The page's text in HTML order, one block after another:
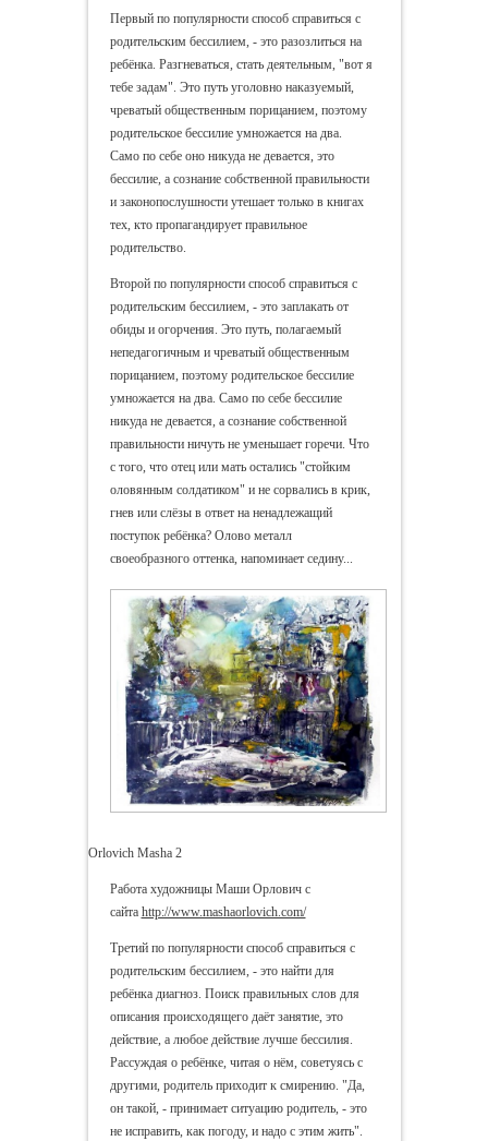
Первый по популярности способ справиться с
родительским бессилием, - это разозлиться на
ребёнка. Разгневаться, стать деятельным, "вот я
тебе задам". Это путь уголовно наказуемый,
чреватый общественным порицанием, поэтому
родительское бессилие умножается на два.
Само по себе оно никуда не девается, это
бессилие, а сознание собственной правильности
и законопослушности утешает только в книгах
тех, кто пропагандирует правильное
родительство.
Второй по популярности способ справиться с
родительским бессилием, - это заплакать от
обиды и огорчения. Это путь, полагаемый
непедагогичным и чреватый общественным
порицанием, поэтому родительское бессилие
умножается на два. Само по себе бессилие
никуда не девается, а сознание собственной
правильности ничуть не уменьшает горечи. Что
с того, что отец или мать остались "стойким
оловянным солдатиком" и не сорвались в крик,
гнев или слёзы в ответ на ненадлежащий
поступок ребёнка? Олово металл
своеобразного оттенка, напоминает седину...
Orlovich Masha 2
Работа художницы Маши Орлович с
сайта http://www.mashaorlovich.com/
Третий по популярности способ справиться с
родительским бессилием, - это найти для
ребёнка диагноз. Поиск правильных слов для
описания происходящего даёт занятие, это
действие, а любое действие лучше бессилия.
Рассуждая о ребёнке, читая о нём, советуясь с
другими, родитель приходит к смирению. "Да,
он такой, - принимает ситуацию родитель, - это
не исправить, как погоду, и надо с этим жить".